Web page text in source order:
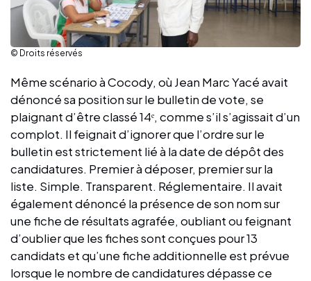
© Droits réservés
Même scénario à Cocody, où Jean Marc Yacé avait
dénoncé sa position sur le bulletin de vote, se
plaignant d’être classé 14ᵉ, comme s’il s’agissait d’un
complot. Il feignait d’ignorer que l’ordre sur le
bulletin est strictement lié à la date de dépôt des
candidatures. Premier à déposer, premier sur la
liste. Simple. Transparent. Réglementaire. Il avait
également dénoncé la présence de son nom sur
une fiche de résultats agrafée, oubliant ou feignant
d’oublier que les fiches sont conçues pour 13
candidats et qu’une fiche additionnelle est prévue
lorsque le nombre de candidatures dépasse ce